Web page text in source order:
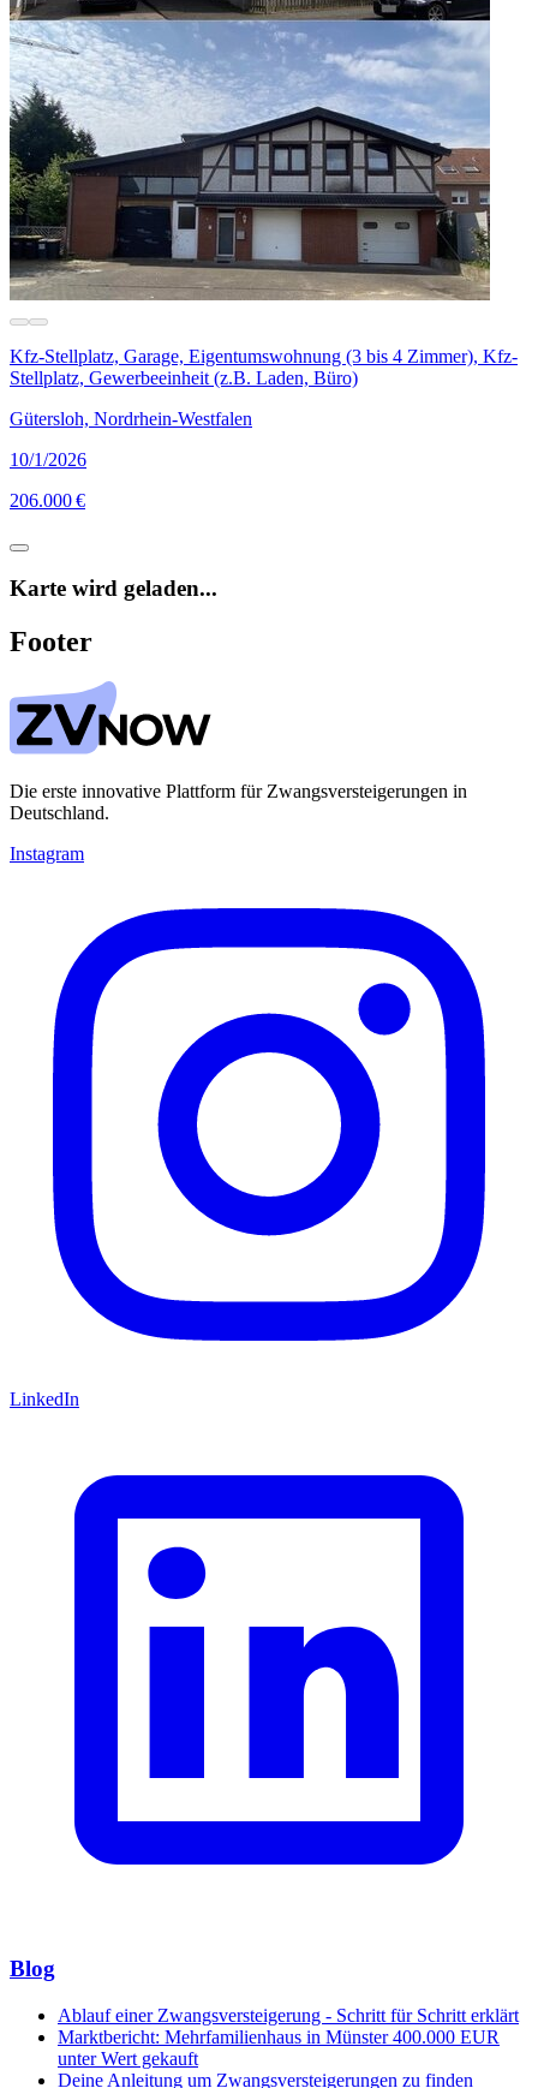
Kfz-Stellplatz, Garage, Eigentumswohnung (3 bis 4 Zimmer), Kfz-
Stellplatz, Gewerbeeinheit (z.B. Laden, Büro)
Gütersloh, Nordrhein-Westfalen
10/1/2026
206.000 €
Karte wird geladen...
Footer
Die erste innovative Plattform für Zwangsversteigerungen in
Deutschland.
Instagram
LinkedIn
Blog
Ablauf einer Zwangsversteigerung - Schritt für Schritt erklärt
Marktbericht: Mehrfamilienhaus in Münster 400.000 EUR
unter Wert gekauft
Deine Anleitung um Zwangsversteigerungen zu finden